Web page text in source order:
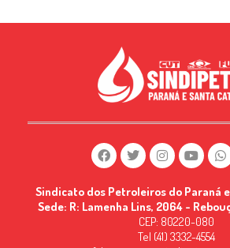
Sindicato dos Petroleiros do Paraná
Sede: R: Lamenha Lins, 2064 -
CEP: 80220-080
Tel (41) 3332-4554